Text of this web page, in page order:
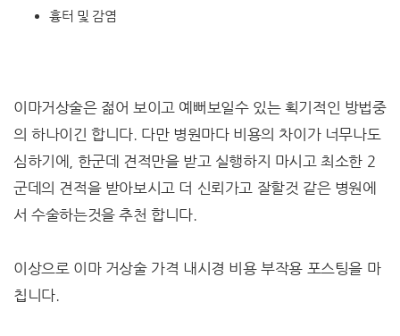
흉터 및 감염
이마거상술은 젊어 보이고 예뻐보일수 있는 획기적인 방법중
의 하나이긴 합니다. 다만 병원마다 비용의 차이가 너무나도
심하기에, 한군데 견적만을 받고 실행하지 마시고 최소한 2
군데의 견적을 받아보시고 더 신뢰가고 잘할것 같은 병원에
서 수술하는것을 추천 합니다.
이상으로 이마 거상술 가격 내시경 비용 부작용 포스팅을 마
칩니다.